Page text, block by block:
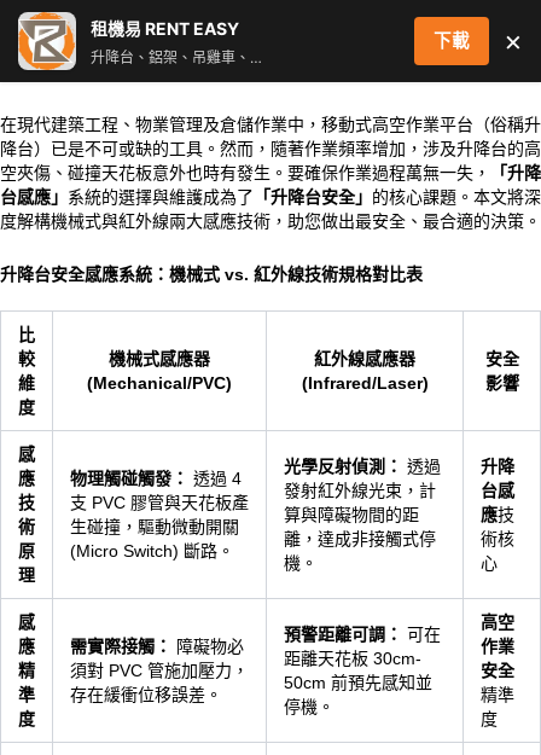
內
容
在現代建築工程、物業管理及倉儲作業中，移動式高空作業平台（俗稱升
降台）已是不可或缺的工具。然而，隨著作業頻率增加，涉及升降台的高
空夾傷、碰撞天花板意外也時有發生。要確保作業過程萬無一失，
「升降
台感應」 系統的選擇與維護成為了 「升降台安全」 的核心課題。本文將深
度解構機械式與紅外線兩大感應技術，助您做出最安全、最合適的決策。
升降台安全感應系統：機械式 vs. 紅外線技術規格對比表
比
較
維
度
機械式感應器
(Mechanical/PVC)
紅外線感應器
(Infrared/Laser)
安全
影響
感
應
技
術
原
理
物理觸碰觸發： 透過 4
支 PVC 膠管與天花板產
生碰撞，驅動微動開關
(Micro Switch) 斷路。
光學反射偵測： 透過
發射紅外線光束，計
算與障礙物間的距
離，達成非接觸式停
機。
升降
台感
應技
術核
心
感
應
精
準
度
需實際接觸：
障礙物必
須對 PVC 管施加壓力，
存在緩衝位移誤差。
預警距離可調： 可在
距離天花板 30cm-
50cm 前預先感知並
停機。
高空
作業
安全
精準
度
租機易 RENT EASY
升降台、鋁架、吊雞車、街燈車 即時叫車配對服務
下載 ×